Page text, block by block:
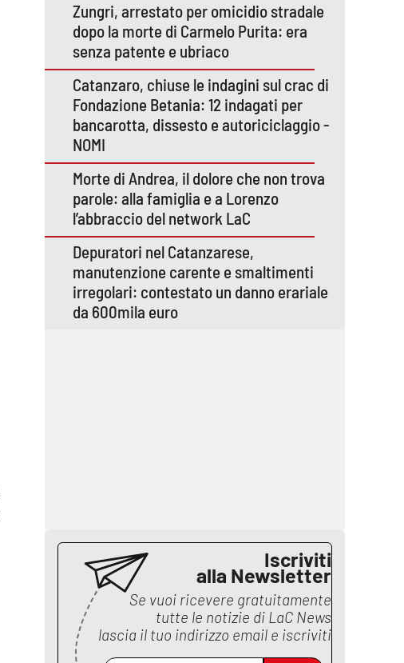
Zungri, arrestato per omicidio stradale
dopo la morte di Carmelo Purita: era
senza patente e ubriaco
Catanzaro, chiuse le indagini sul crac di
Fondazione Betania: 12 indagati per
bancarotta, dissesto e autoriciclaggio -
NOMI
Morte di Andrea, il dolore che non trova
parole: alla famiglia e a Lorenzo
l’abbraccio del network LaC
Depuratori nel Catanzarese,
manutenzione carente e smaltimenti
irregolari: contestato un danno erariale
da 600mila euro
Iscriviti
alla Newsletter
Se vuoi ricevere gratuitamente
tutte le notizie di LaC News
lascia il tuo indirizzo email e iscriviti